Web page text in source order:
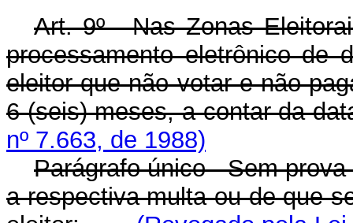
Art. 9º - Nas Zonas
processamento eletrônico de
eleitor que não votar e não
6 (seis) meses, a contar da
nº 7.663, de 1988)
Parágrafo único - Sem
a respectiva multa ou de que